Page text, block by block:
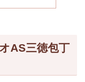
AS三徳包丁